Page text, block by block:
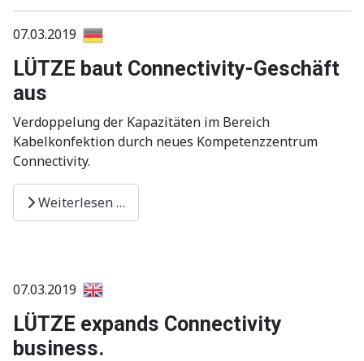
07.03.2019
LÜTZE baut Connectivity-Geschäft
aus
Verdoppelung der Kapazitäten im Bereich
Kabelkonfektion durch neues Kompetenzzentrum
Connectivity.
Weiterlesen …
07.03.2019
LÜTZE expands Connectivity
business.